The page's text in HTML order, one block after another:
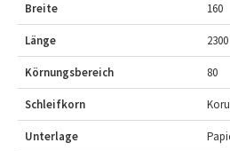
Breite 160
Länge 2300
Körnungsbereich 80
Schleifkorn
Unterlage